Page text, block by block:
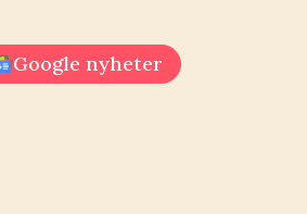
Google nyheter